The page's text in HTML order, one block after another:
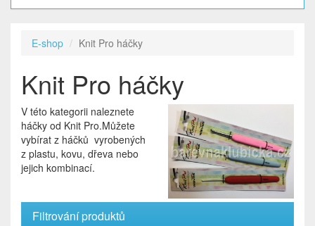
E-shop Knit Pro háčky
Knit Pro háčky
V této kategorii naleznete
háčky od Knit Pro.Můžete
vybírat z háčků vyrobených
z plastu, kovu, dřeva nebo
jejich kombinací.
Filtrování produktů